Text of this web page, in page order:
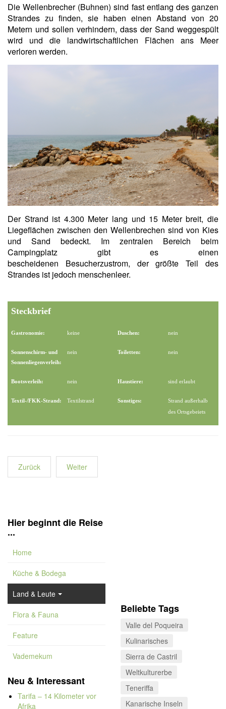
Die Wellenbrecher (Buhnen) sind fast entlang des ganzen
Strandes zu finden, sie haben einen Abstand von 20
Metern und sollen verhindern, dass der Sand weggespült
wird und die landwirtschaftlichen Flächen ans Meer
verloren werden.
Der Strand ist 4.300 Meter lang und 15 Meter breit, die
Liegeflächen zwischen den Wellenbrechen sind von Kies
und Sand bedeckt. Im zentralen Bereich beim
Campingplatz gibt es einen
bescheidenen Besucherzustrom, der größte Teil des
Strandes ist jedoch menschenleer.
Steckbrief
Gastronomie: keine Duschen: nein
Sonnenschirm- und
Sonnenliegenverleih:
nein Toiletten: nein
Bootsverleih: nein Haustiere: sind erlaubt
Textil-/FKK-Strand: Textilstrand Sonstiges:
Strand außerhalb
des Ortsgebeiets
Zurück Weiter
Hier beginnt die Reise
...
Home
Küche & Bodega
Land & Leute
Flora & Fauna
Feature
Vademekum
Neu & Interessant
Tarifa – 14 Kilometer vor
Afrika
Beliebte Tags
Valle del Poqueira
Kulinarisches
Sierra de Castril
Weltkulturerbe
Teneriffa
Kanarische Inseln